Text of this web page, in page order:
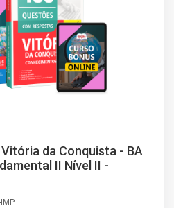
da Conquista - BA
II Nível II -